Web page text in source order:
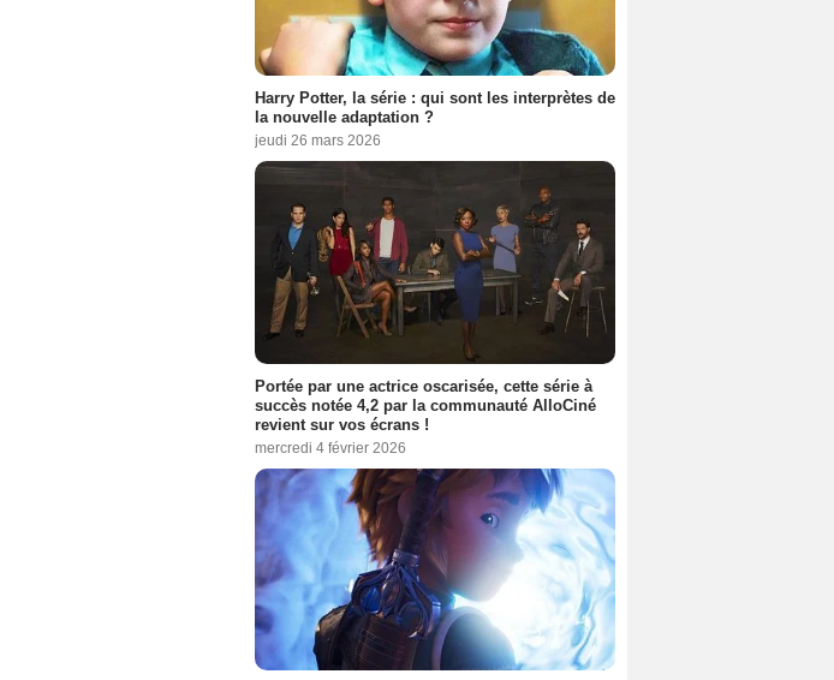
Harry Potter, la série : qui sont les interprètes de
la nouvelle adaptation ?
jeudi 26 mars 2026
Portée par une actrice oscarisée, cette série à
succès notée 4,2 par la communauté AlloCiné
revient sur vos écrans !
mercredi 4 février 2026